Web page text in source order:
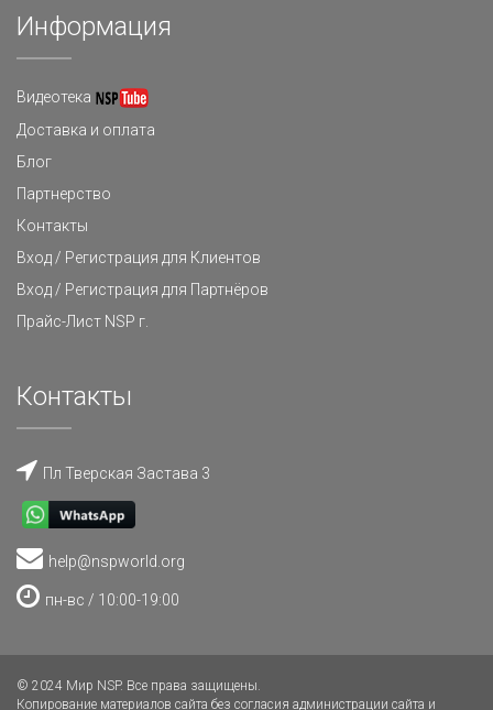
Информация
Видеотека
Доставка и оплата
Блог
Партнерство
Контакты
Вход / Регистрация для Клиентов
Вход / Регистрация для Партнёров
Прайс-Лист NSP г.
Контакты
Пл Тверская Застава 3
help@nspworld.org
пн-вс / 10:00-19:00
© 2024 Мир NSP. Все права защищены.
Копирование материалов сайта без согласия администрации сайта и